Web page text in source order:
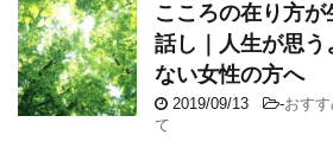
こころの在り方
話し｜人生が思
ない女性の方へ
2019/09/13 -おす
て